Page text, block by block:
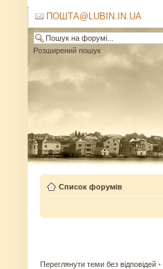
ПОШТА@LUBIN.IN.UA
Розширений пошук
Список форумів
Переглянути теми без відповідей •